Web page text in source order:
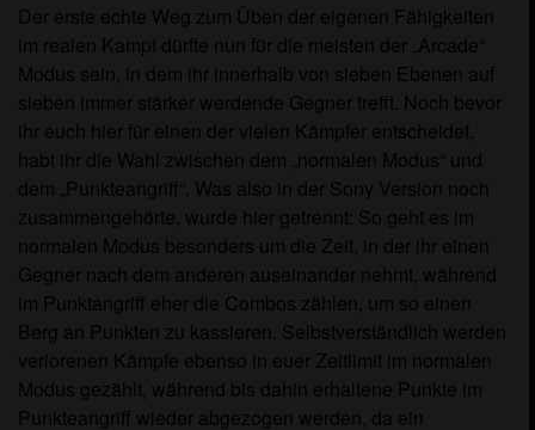
Der erste echte Weg zum Üben der eigenen Fähigkeiten
im realen Kampf dürfte nun für die meisten der „Arcade“
Modus sein, in dem ihr innerhalb von sieben Ebenen auf
sieben immer stärker werdende Gegner trefft. Noch bevor
ihr euch hier für einen der vielen Kämpfer entscheidet,
habt ihr die Wahl zwischen dem „normalen Modus“ und
dem „Punkteangriff“. Was also in der Sony Version noch
zusammengehörte, wurde hier getrennt: So geht es im
normalen Modus besonders um die Zeit, in der ihr einen
Gegner nach dem anderen auseinander nehmt, während
im Punktangriff eher die Combos zählen, um so einen
Berg an Punkten zu kassieren. Selbstverständlich werden
verlorenen Kämpfe ebenso in euer Zeitlimit im normalen
Modus gezählt, während bis dahin erhaltene Punkte im
Punkteangriff wieder abgezogen werden, da ein